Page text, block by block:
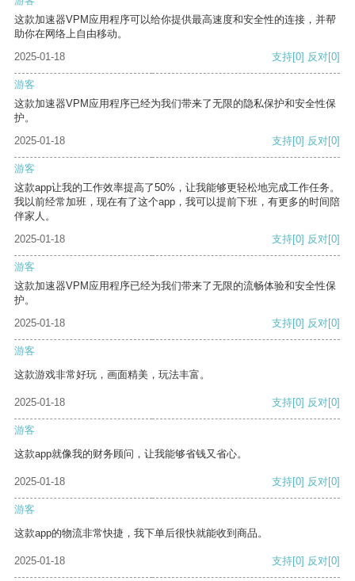
这款加速器VPM应用程序可以给你提供最高速度和安全性的连接，并帮
助你在网络上自由移动。
2025-01-18
支持[0] 反对[0]
游客
这款加速器VPM应用程序已经为我们带来了无限的隐私保护和安全性保
护。
2025-01-18
支持[0] 反对[0]
游客
这款app让我的工作效率提高了50%，让我能够更轻松地完成工作任务。
我以前经常加班，现在有了这个app，我可以提前下班，有更多的时间陪
伴家人。
2025-01-18
支持[0] 反对[0]
游客
这款加速器VPM应用程序已经为我们带来了无限的流畅体验和安全性保
护。
2025-01-18
支持[0] 反对[0]
游客
这款游戏非常好玩，画面精美，玩法丰富。
2025-01-18 支持[0] 反对[0]
游客
这款app就像我的财务顾问，让我能够省钱又省心。
2025-01-18 支持[0] 反对[0]
游客
这款app的物流非常快捷，我下单后很快就能收到商品。
2025-01-18 支持[0] 反对[0]